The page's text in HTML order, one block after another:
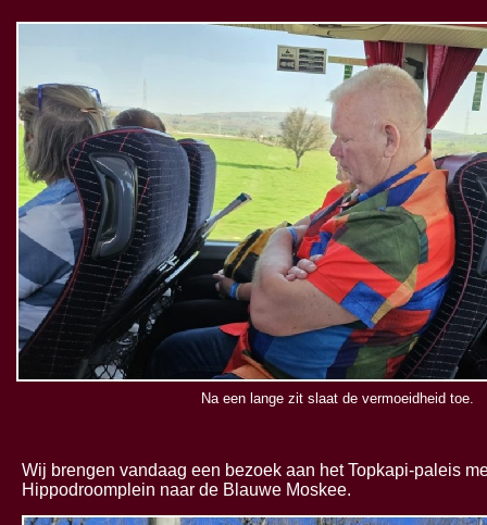
Na een lange zit slaat de vermoeidheid toe.
Wij brengen vandaag een bezoek aan het Topkapi-paleis
Hippodroomplein naar de Blauwe Moskee.